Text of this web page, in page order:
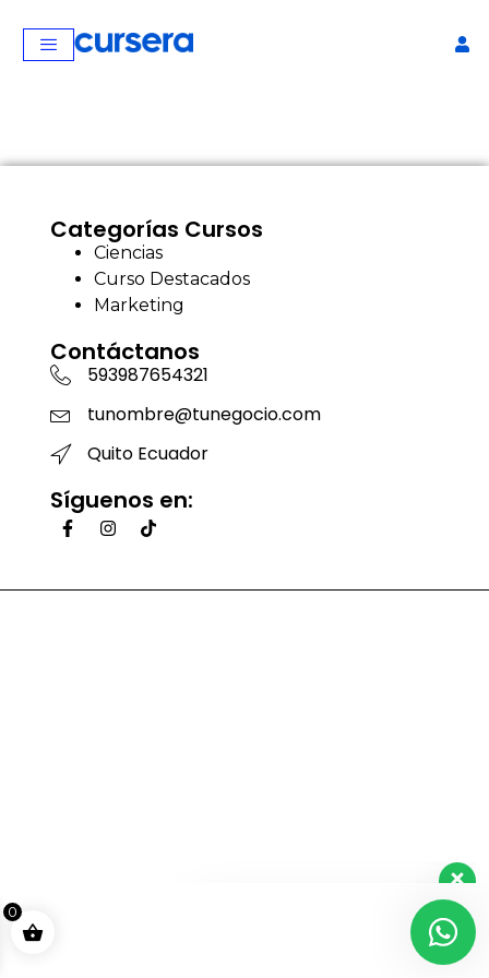
Categorías Cursos
Ciencias
Curso Destacados
Marketing
Contáctanos
593987654321
tunombre@tunegocio.com
Quito Ecuador
Síguenos en:
0
Realiza tu pregunta te
responderemos lo mas